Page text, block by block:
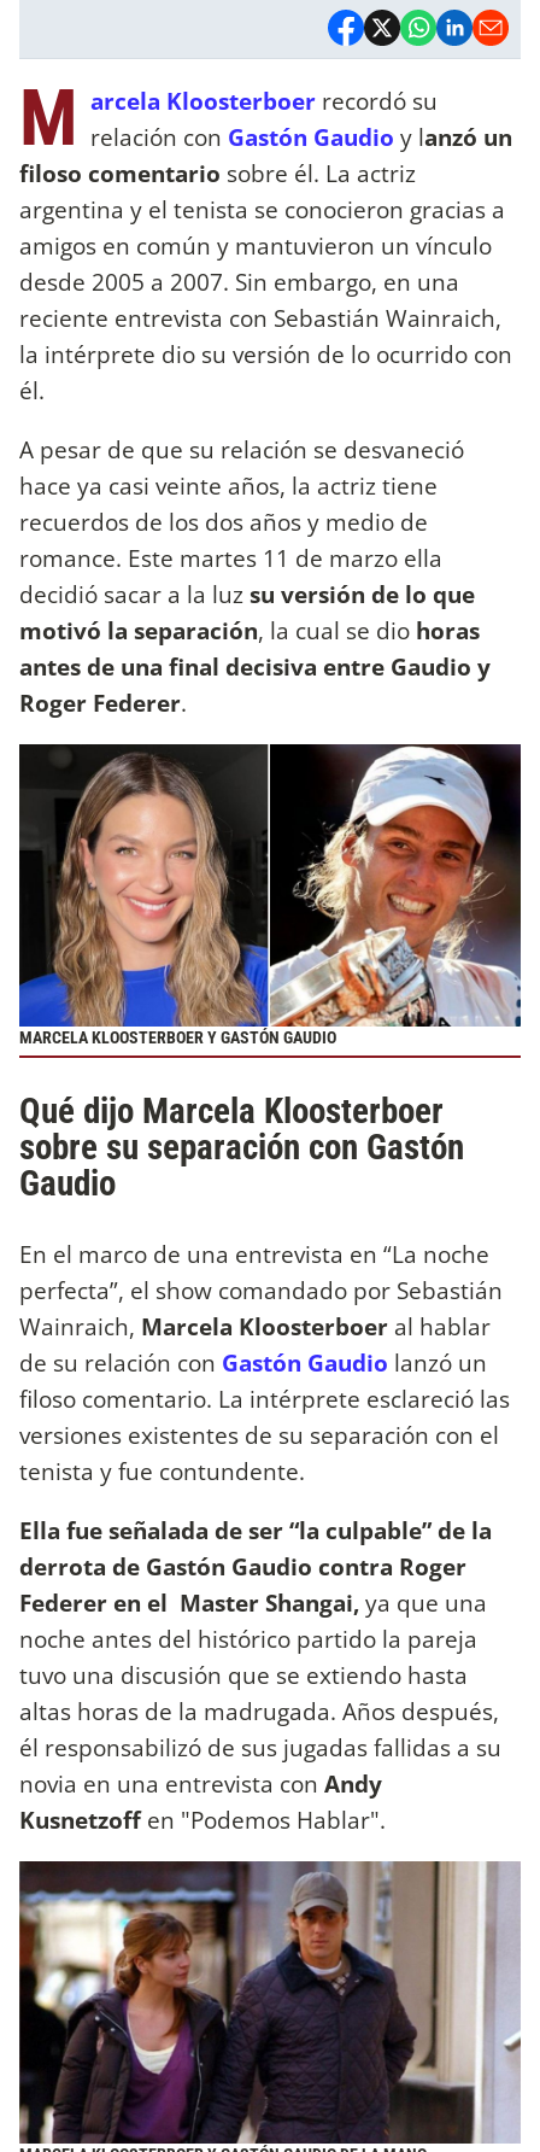
M arcela Kloosterboer recordó su
relación con Gastón Gaudio y lanzó un
filoso comentario sobre él. La actriz
argentina y el tenista se conocieron gracias a
amigos en común y mantuvieron un vínculo
desde 2005 a 2007. Sin embargo, en una
reciente entrevista con Sebastián Wainraich,
la intérprete dio su versión de lo ocurrido con
él.
A pesar de que su relación se desvaneció
hace ya casi veinte años, la actriz tiene
recuerdos de los dos años y medio de
romance. Este martes 11 de marzo ella
decidió sacar a la luzsu versión de lo que
motivó la separación, la cual se dio horas
antes de una final decisiva entre Gaudio y
Roger Federer.
MARCELA KLOOSTERBOER Y GASTÓN GAUDIO
Qué dijo Marcela Kloosterboer
sobre su separación con Gastón
Gaudio
En el marco de una entrevista en “La noche
perfecta”, el show comandado por Sebastián
Wainraich, Marcela Kloosterboer al hablar
de su relación con Gastón Gaudio lanzó un
filoso comentario. La intérprete esclareció las
versiones existentes de su separación con el
tenista y fue contundente.
Ella fue señalada de ser “la culpable” de la
derrota de Gastón Gaudio contra Roger
Federer en el Master Shangai,ya que una
noche antes del histórico partido la pareja
tuvo una discusión que se extiendo hasta
altas horas de la madrugada. Años después,
él responsabilizó de sus jugadas fallidas a su
novia en una entrevista con Andy
Kusnetzoffen "Podemos Hablar".